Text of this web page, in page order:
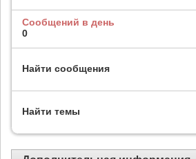
Сообщений в день
0
Найти сообщения
Найти темы